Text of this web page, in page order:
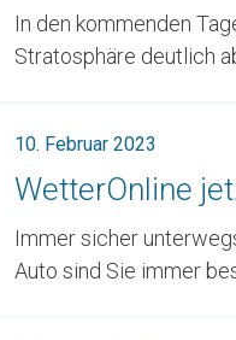
In den kommenden
Stratosphäre deutlich
10. Februar 2023
WetterOnline
Immer sicher
Auto sind Sie immer